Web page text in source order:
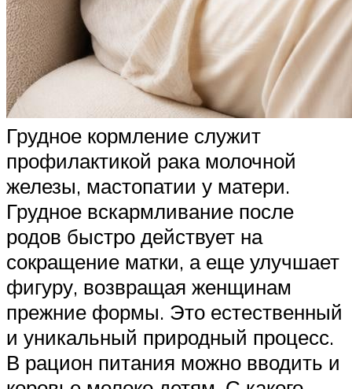
Грудное кормление служит
профилактикой рака молочной
железы, мастопатии у матери.
Грудное вскармливание после
родов быстро действует на
сокращение матки, а еще улучшает
фигуру, возвращая женщинам
прежние формы. Это естественный
и уникальный природный процесс.
В рацион питания можно вводить и